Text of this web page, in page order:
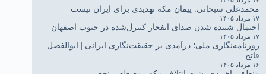
محمدعلی سبحانی: پیمان مکه تهدیدی برای ایران نیست
۱۷ مرداد ۱۴۰۵
احتمال شنیده شدن صدای انفجار کنترل‌شده در جنوب اصفهان
۱۷ مرداد ۱۴۰۵
روزنامه‌نگاری ملی؛ درآمدی بر حقیقت‌نگاری ایرانی | ابوالفضل
فاتح
۱۶ مرداد ۱۴۰۵